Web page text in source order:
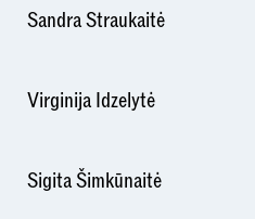
Sandra Straukaitė
Virginija Idzelytė
Sigita Šimkūnaitė